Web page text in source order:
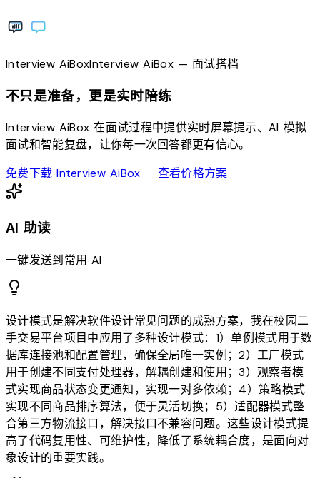
Interview AiBoxInterviewAiBox— 面试搭档
不只是准备，更是实时陪练
Interview AiBox 在面试过程中提供实时屏幕提示、AI 模拟
面试和智能复盘，让你每一次回答都更有信心。
免费下载 Interview AiBoxdownload查看价格方案sell
AI 助读
一键发送到常用 AI
设计模式是解决软件设计常见问题的成熟方案，我在校园二
手交易平台项目中应用了多种设计模式：1）单例模式用于数
据库连接池和配置管理，确保全局唯一实例；2）工厂模式
用于创建不同支付处理器，解耦创建和使用；3）观察者模
式实现商品状态变更通知，实现一对多依赖；4）策略模式
实现不同商品排序算法，便于灵活切换；5）适配器模式整
合第三方物流接口，解决接口不兼容问题。这些设计模式提
高了代码复用性、可维护性，降低了系统耦合度，是面向对
象设计的重要实践。